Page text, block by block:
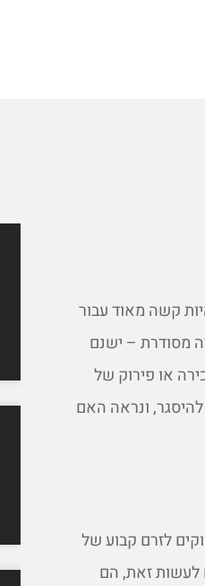
קשה מאוד עבור
מסודרת – ישנם
או פירוק של
ונראה האם
לזרם קבוע של
לעשות זאת, הם